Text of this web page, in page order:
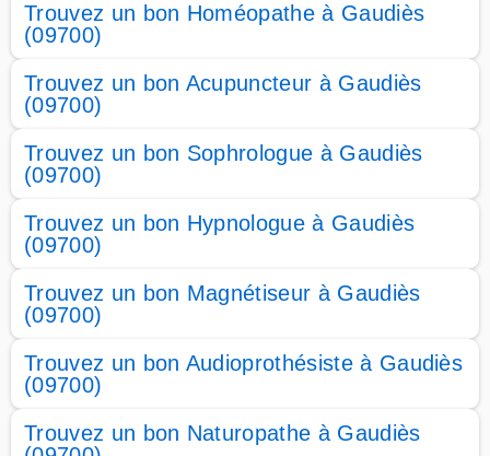
Trouvez un bon Homéopathe à Gaudiès
(09700)
Trouvez un bon Acupuncteur à Gaudiès
(09700)
Trouvez un bon Sophrologue à Gaudiès
(09700)
Trouvez un bon Hypnologue à Gaudiès
(09700)
Trouvez un bon Magnétiseur à Gaudiès
(09700)
Trouvez un bon Audioprothésiste à Gaudiès
(09700)
Trouvez un bon Naturopathe à Gaudiès